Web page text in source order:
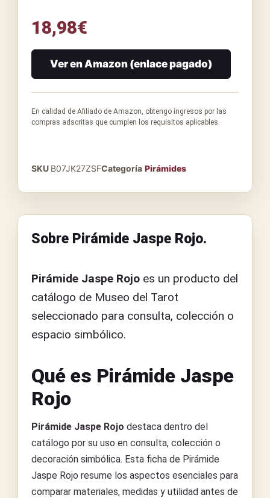
18,98€
Ver en Amazon (enlace pagado)
En calidad de Afiliado de Amazon, obtengo ingresos por las
compras adscritas que cumplen los requisitos aplicables.
SKU B07JK27ZSFCategoría Pirámides
Sobre Pirámide Jaspe Rojo.
Pirámide Jaspe Rojo es un producto del
catálogo de Museo del Tarot
seleccionado para consulta, colección o
espacio simbólico.
Qué es Pirámide Jaspe
Rojo
Pirámide Jaspe Rojo destaca dentro del
catálogo por su uso en consulta, colección o
decoración simbólica. Esta ficha de Pirámide
Jaspe Rojo resume los aspectos esenciales para
comparar materiales, medidas y utilidad antes de